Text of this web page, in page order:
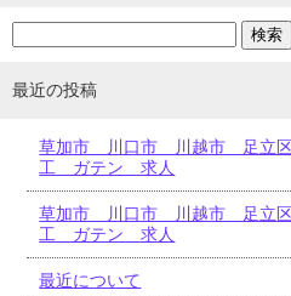
最近の投稿
草加市 川口市 川越市 足立
工 ガテン 求人
草加市 川口市 川越市 足立
工 ガテン 求人
最近について